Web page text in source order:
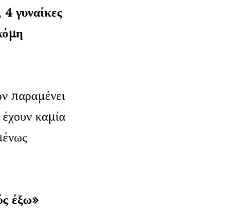
4 γυναίκες
παραμένει
έχουν καμία
έξω»